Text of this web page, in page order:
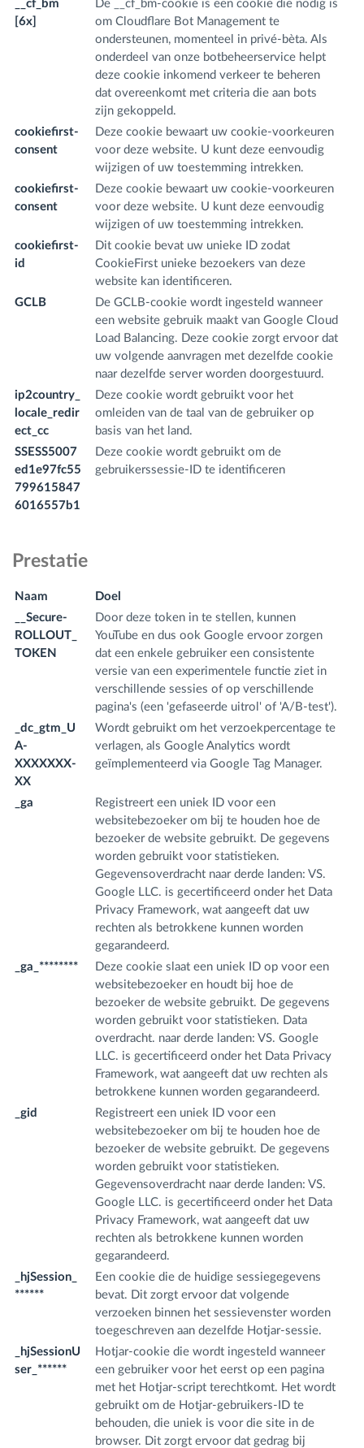
__cf_bm
[6x]
De __cf_bm-cookie is een cookie die nodig is
om Cloudflare Bot Management te
ondersteunen, momenteel in privé-bèta. Als
onderdeel van onze botbeheerservice helpt
deze cookie inkomend verkeer te beheren
dat overeenkomt met criteria die aan bots
zijn gekoppeld.
cookiefirst-
consent
Deze cookie bewaart uw cookie-voorkeuren
voor deze website. U kunt deze eenvoudig
wijzigen of uw toestemming intrekken.
cookiefirst-
consent
Deze cookie bewaart uw cookie-voorkeuren
voor deze website. U kunt deze eenvoudig
wijzigen of uw toestemming intrekken.
cookiefirst-
id
Dit cookie bevat uw unieke ID zodat
CookieFirst unieke bezoekers van deze
website kan identificeren.
GCLB
De GCLB-cookie wordt ingesteld wanneer
een website gebruik maakt van Google Cloud
Load Balancing. Deze cookie zorgt ervoor dat
uw volgende aanvragen met dezelfde cookie
naar dezelfde server worden doorgestuurd.
ip2country_
locale_redir
ect_cc
Deze cookie wordt gebruikt voor het
omleiden van de taal van de gebruiker op
basis van het land.
SSESS5007
ed1e97fc55
799615847
6016557b1
Deze cookie wordt gebruikt om de
gebruikerssessie-ID te identificeren
Prestatie
Naam Doel
__Secure-
ROLLOUT_
TOKEN
Door deze token in te stellen, kunnen
YouTube en dus ook Google ervoor zorgen
dat een enkele gebruiker een consistente
versie van een experimentele functie ziet in
verschillende sessies of op verschillende
pagina's (een 'gefaseerde uitrol' of 'A/B-test').
_dc_gtm_U
A-
XXXXXXX-
XX
Wordt gebruikt om het verzoekpercentage te
verlagen, als Google Analytics wordt
geïmplementeerd via Google Tag Manager.
_ga
Registreert een uniek ID voor een
websitebezoeker om bij te houden hoe de
bezoeker de website gebruikt. De gegevens
worden gebruikt voor statistieken.
Gegevensoverdracht naar derde landen: VS.
Google LLC. is gecertificeerd onder het Data
Privacy Framework, wat aangeeft dat uw
rechten als betrokkene kunnen worden
gegarandeerd.
_ga_********
Deze cookie slaat een uniek ID op voor een
websitebezoeker en houdt bij hoe de
bezoeker de website gebruikt. De gegevens
worden gebruikt voor statistieken. Data
overdracht. naar derde landen: VS. Google
LLC. is gecertificeerd onder het Data Privacy
Framework, wat aangeeft dat uw rechten als
betrokkene kunnen worden gegarandeerd.
_gid
Registreert een uniek ID voor een
websitebezoeker om bij te houden hoe de
bezoeker de website gebruikt. De gegevens
worden gebruikt voor statistieken.
Gegevensoverdracht naar derde landen: VS.
Google LLC. is gecertificeerd onder het Data
Privacy Framework, wat aangeeft dat uw
rechten als betrokkene kunnen worden
gegarandeerd.
_hjSession_
******
Een cookie die de huidige sessiegegevens
bevat. Dit zorgt ervoor dat volgende
verzoeken binnen het sessievenster worden
toegeschreven aan dezelfde Hotjar-sessie.
_hjSessionU
ser_******
Hotjar-cookie die wordt ingesteld wanneer
een gebruiker voor het eerst op een pagina
met het Hotjar-script terechtkomt. Het wordt
gebruikt om de Hotjar-gebruikers-ID te
behouden, die uniek is voor die site in de
browser. Dit zorgt ervoor dat gedrag bij